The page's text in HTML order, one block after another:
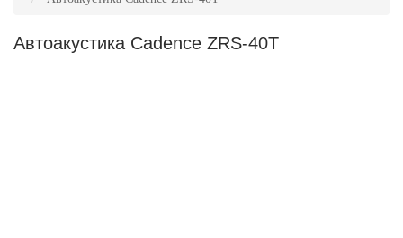
Автоакустика Cadence ZRS-40T